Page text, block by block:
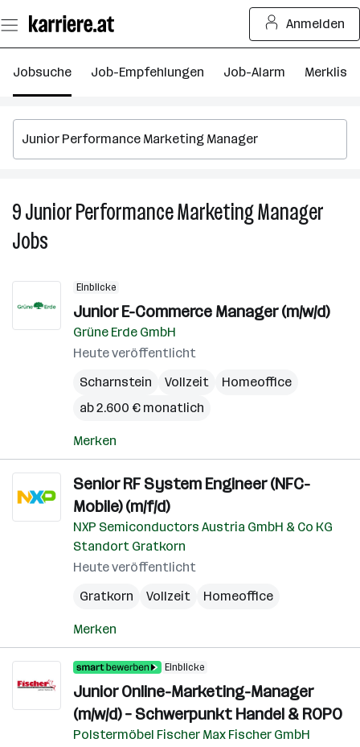
Seiteninhalt
springen
Anmelden
Jobsuche Job-Empfehlungen Job-Alarm Merkliste
9Junior Performance Marketing Manager
Jobs
Einblicke
Junior E-Commerce Manager (m/w/d)
Grüne Erde GmbH
Heute veröffentlicht
Scharnstein
Vollzeit
Homeoffice
ab 2.600 € monatlich
Merken
Senior RF System Engineer (NFC-
Mobile) (m/f/d)
NXP Semiconductors Austria GmbH & Co KG
Standort Gratkorn
Heute veröffentlicht
Gratkorn
Vollzeit Homeoffice
Merken
Einblicke
Junior Online-Marketing-Manager
(m/w/d) – Schwerpunkt Handel & ROPO
Polstermöbel Fischer Max Fischer GmbH